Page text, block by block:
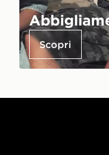
Scopri